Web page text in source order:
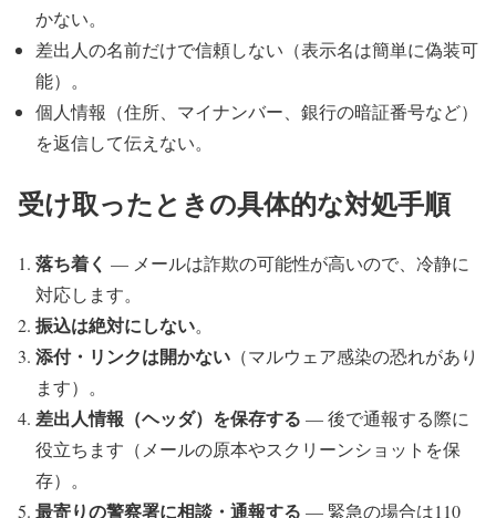
かない。
差出人の名前だけで信頼しない（表示名は簡単に偽装可
能）。
個人情報（住所、マイナンバー、銀行の暗証番号など）
を返信して伝えない。
受け取ったときの具体的な対処手順
落ち着く — メールは詐欺の可能性が高いので、冷静に
対応します。
振込は絶対にしない。
添付・リンクは開かない （マルウェア感染の恐れがあり
ます）。
差出人情報（ヘッダ）を保存する — 後で通報する際に
役立ちます（メールの原本やスクリーンショットを保
存）。
最寄りの警察署に相談・通報する — 緊急の場合は110